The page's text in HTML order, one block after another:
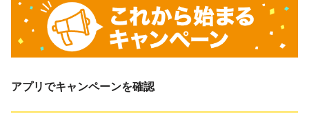
アプリでキャンペーンを確認